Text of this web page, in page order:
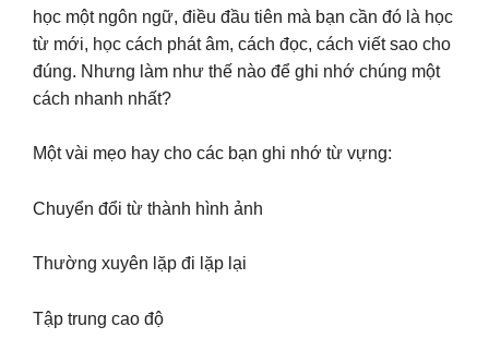
học một ngôn ngữ, điều đầu tiên mà bạn cần đó là học
từ mới, học cách phát âm, cách đọc, cách viết sao cho
đúng. Nhưng làm như thế nào để ghi nhớ chúng một
cách nhanh nhất?
Một vài mẹo hay cho các bạn ghi nhớ từ vựng:
Chuyển đổi từ thành hình ảnh
Thường xuyên lặp đi lặp lại
Tập trung cao độ